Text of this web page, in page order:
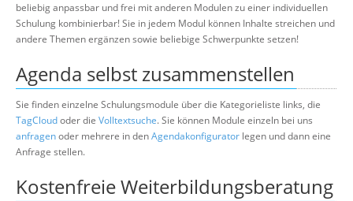
beliebig anpassbar und frei mit anderen Modulen zu einer individuellen
Schulung kombinierbar! Sie in jedem Modul können Inhalte streichen und
andere Themen ergänzen sowie beliebige Schwerpunkte setzen!
Agenda selbst zusammenstellen
Sie finden einzelne Schulungsmodule über die Kategorieliste links, die
TagCloudoder die Volltextsuche. Sie können Module einzeln bei uns
anfragenoder mehrere in denAgendakonfigurator legen und dann eine
Anfrage stellen.
Kostenfreie Weiterbildungsberatung